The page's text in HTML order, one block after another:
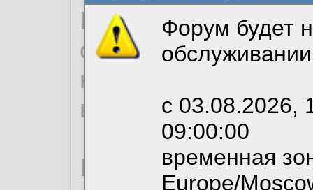
Форум будет
с 03.08.2026,
09:00:00
временная
Europe/
Продолжая
согласие на
необходимых для
вы можете
По